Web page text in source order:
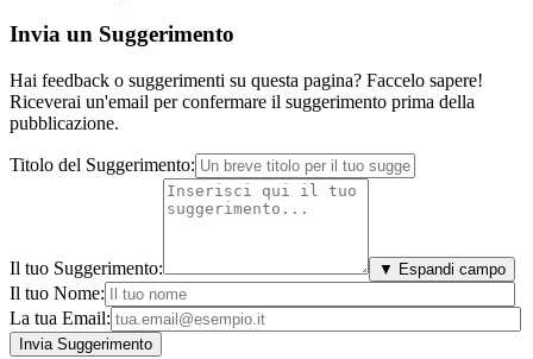
Invia un Suggerimento
Hai feedback o suggerimenti su questa pagina? Faccelo sapere!
Riceverai un'email per confermare il suggerimento prima della
pubblicazione.
Titolo del Suggerimento:
Il tuo Suggerimento: ▼ Espandi campo
Il tuo Nome:
La tua Email: